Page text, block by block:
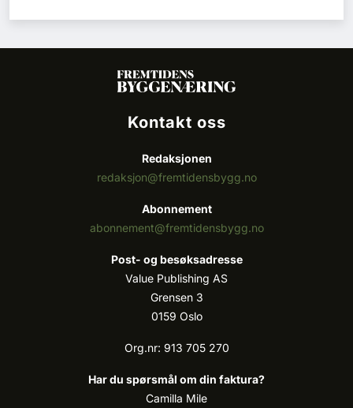
Kontakt oss
Redaksjonen
redaksjon@fremtidensbygg.no
Abonnement
abonnement@fremtidensbygg.no
Post- og besøksadresse
Value Publishing AS
Grensen 3
0159 Oslo
Org.nr: 913 705 270
Har du spørsmål om din faktura?
Camilla Mile